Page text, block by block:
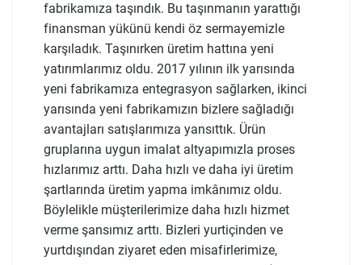
fabrikamıza taşındık. Bu taşınmanın yarattığı
finansman yükünü kendi öz sermayemizle
karşıladık. Taşınırken üretim hattına yeni
yatırımlarımız oldu. 2017 yılının ilk yarısında
yeni fabrikamıza entegrasyon sağlarken, ikinci
yarısında yeni fabrikamızın bizlere sağladığı
avantajları satışlarımıza yansıttık. Ürün
gruplarına uygun imalat altyapımızla proses
hızlarımız arttı. Daha hızlı ve daha iyi üretim
şartlarında üretim yapma imkânımız oldu.
Böylelikle müşterilerimize daha hızlı hizmet
verme şansımız arttı. Bizleri yurtiçinden ve
yurtdışından ziyaret eden misafirlerimize,